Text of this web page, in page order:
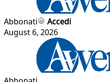
Abbonati
Accedi
August 6, 2026